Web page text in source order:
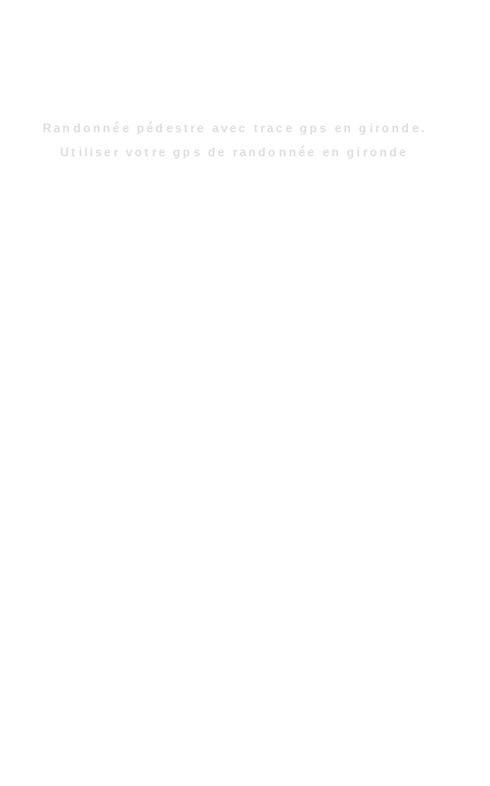
Randonnée pédestre avec trace gps en gironde.
Utiliser votre gps de randonnée en gironde